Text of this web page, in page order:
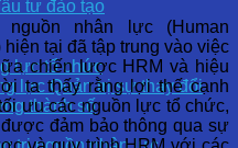
tư đào tạo
lực tổ chức
lực Quản trị sự thay đổi
thành số
nhân lực (Human
tại đã tập trung vào việc
chiến lược HRM và hiệu
ta thấy rằng lợi thế cạnh
ưu các nguồn lực tổ chức,
đảm bảo thông qua sự